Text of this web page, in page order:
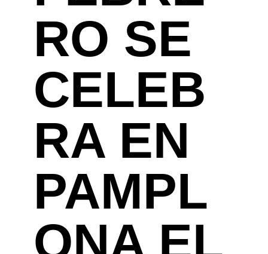
RO SE
CELEB
RA EN
PAMPL
ONA EL